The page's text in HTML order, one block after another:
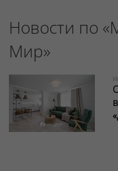
Новости по
Мир»